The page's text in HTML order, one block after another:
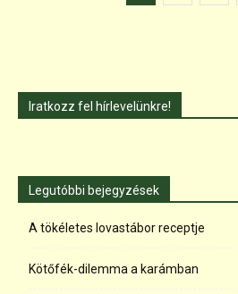
Iratkozz fel hírlevelünkre!
Legutóbbi bejegyzések
A tökéletes lovastábor receptje
Kötőfék-dilemma a karámban